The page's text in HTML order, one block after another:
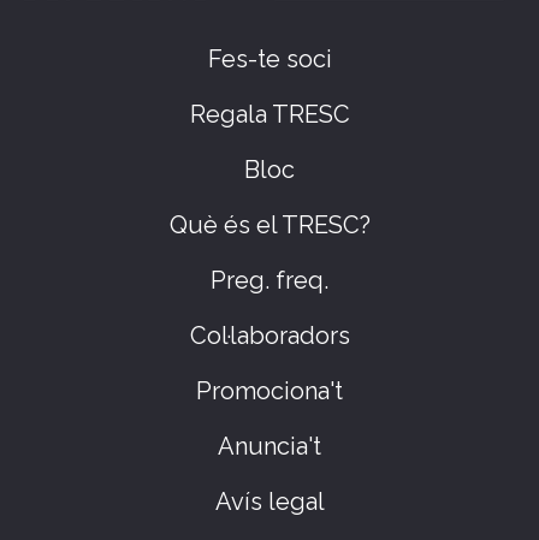
Fes-te soci
Regala TRESC
Bloc
Què és el TRESC?
Preg. freq.
Col·laboradors
Promociona't
Anuncia't
Avís legal